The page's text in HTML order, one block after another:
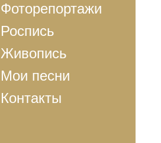
Фоторепортажи
Роспись
Живопись
Мои песни
Контакты